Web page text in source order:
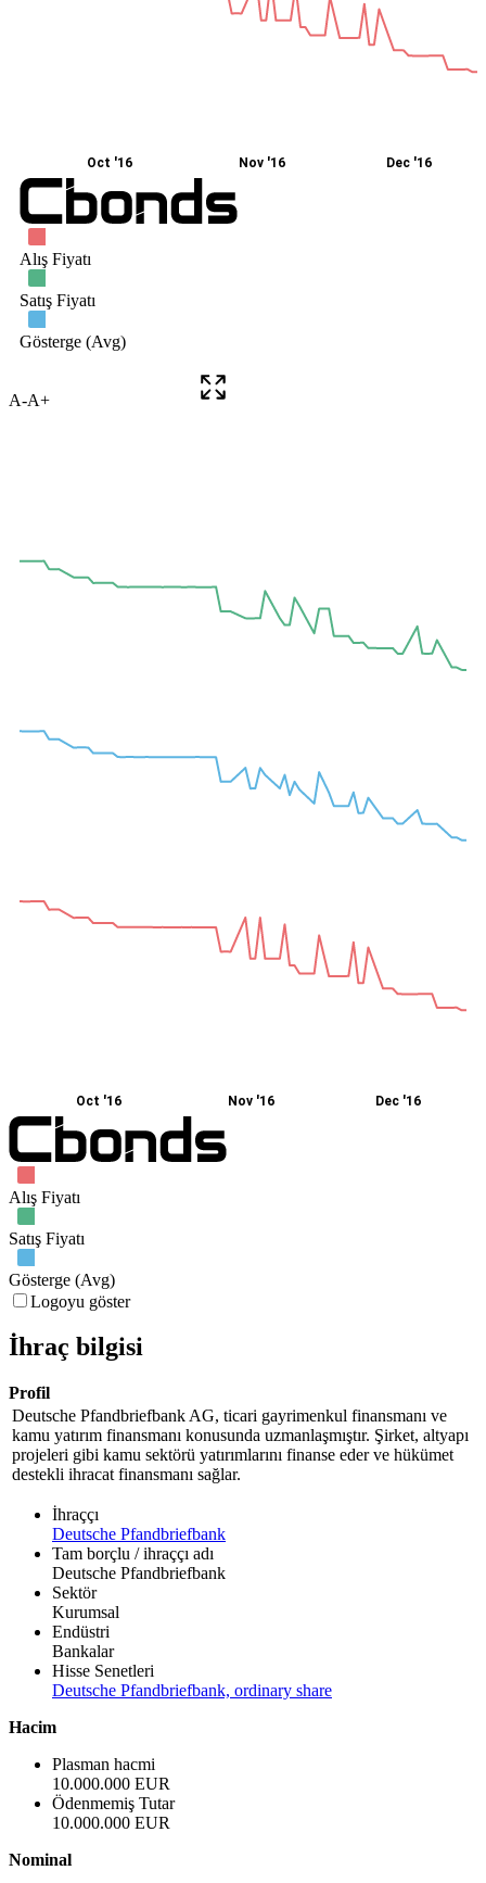
A-A+
Oct '16 Nov '16 Dec '16
Alış Fiyatı
Satış Fiyatı
Gösterge (Avg)
Logoyu göster
İhraç bilgisi
Profil
Deutsche Pfandbriefbank AG, ticari gayrimenkul finansmanı ve
kamu yatırım finansmanı konusunda uzmanlaşmıştır. Şirket, altyapı
projeleri gibi kamu sektörü yatırımlarını finanse eder ve hükümet
destekli ihracat finansmanı sağlar.
İhraççı
Deutsche Pfandbriefbank
Tam borçlu / ihraççı adı
Deutsche Pfandbriefbank
Sektör
Kurumsal
Endüstri
Bankalar
Hisse Senetleri
Deutsche Pfandbriefbank, ordinary share
Hacim
Plasman hacmi
10.000.000 EUR
Ödenmemiş Tutar
10.000.000 EUR
Nominal